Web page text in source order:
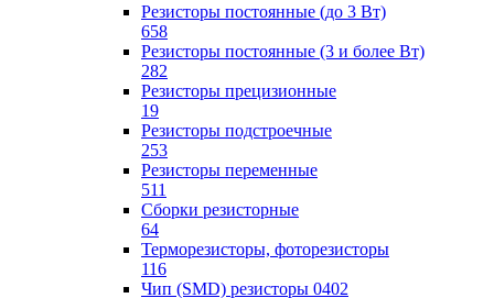
Резисторы постоянные (до 3 Вт)
658
Резисторы постоянные (3 и более Вт)
282
Резисторы прецизионные
19
Резисторы подстроечные
253
Резисторы переменные
511
Сборки резисторные
64
Терморезисторы, фоторезисторы
116
Чип (SMD) резисторы 0402